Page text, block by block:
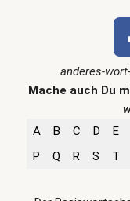
anderes-
Mache auch Du
A
B C D E
P
Q R S T